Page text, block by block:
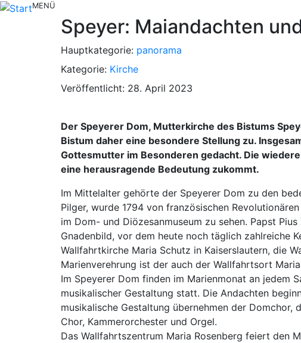
MENÜ
Speyer: Maiandachten
Hauptkategorie: panorama
Kategorie: Kirche
Veröffentlicht: 28. April 2023
Der Speyerer Dom, Mutterkirche des Bistums
Bistum daher eine besondere Stellung zu.
Gottesmutter im Besonderen gedacht. Die
eine herausragende Bedeutung zukommt.
Im Mittelalter gehörte der Speyerer Dom zu den
Pilger, wurde 1794 von französischen
im Dom- und Diözesanmuseum zu sehen. Papst
Gnadenbild, vor dem heute noch täglich zahlreiche
Wallfahrtkirche Maria Schutz in Kaiserslautern, die
Marienverehrung ist der auch der Wallfahrtsort
Im Speyerer Dom finden im Marienmonat an jedem
musikalischer Gestaltung statt. Die Andachten
musikalische Gestaltung übernehmen der
Chor, Kammerorchester und Orgel.
Das Wallfahrtszentrum Maria Rosenberg feiert den